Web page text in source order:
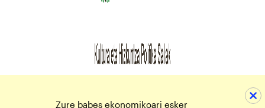
Zure babes ekonomikoari esker